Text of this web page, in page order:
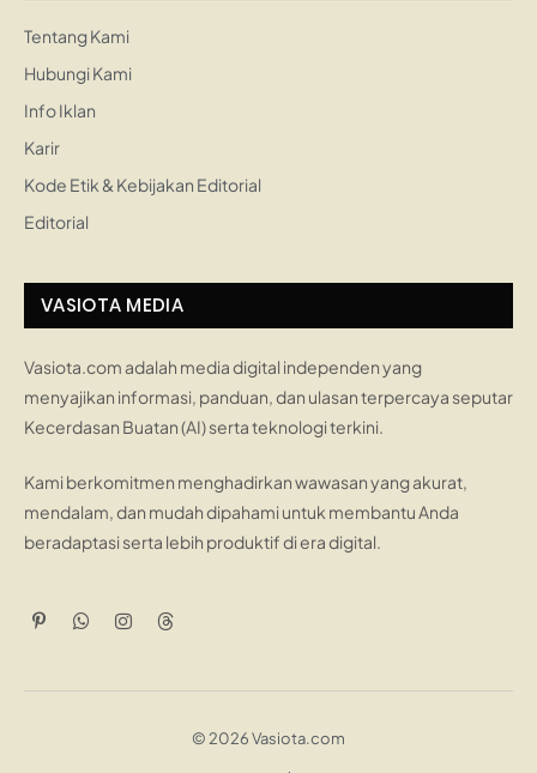
Tentang Kami
Hubungi Kami
Info Iklan
Karir
Kode Etik & Kebijakan Editorial
Editorial
VASIOTA MEDIA
Vasiota.com adalah media digital independen yang
menyajikan informasi, panduan, dan ulasan terpercaya seputar
Kecerdasan Buatan (AI) serta teknologi terkini.
Kami berkomitmen menghadirkan wawasan yang akurat,
mendalam, dan mudah dipahami untuk membantu Anda
beradaptasi serta lebih produktif di era digital.
PinterestWhatsApp
InstagramThreads
© 2026 Vasiota.com